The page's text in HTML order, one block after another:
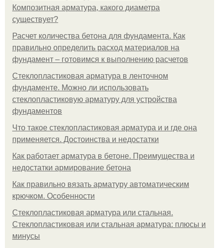
Композитная арматура, какого диаметра
существует?
Расчет количества бетона для фундамента. Как
правильно определить расход материалов на
фундамент – готовимся к выполнению расчетов
Стеклопластиковая арматура в ленточном
фундаменте. Можно ли использовать
стеклопластиковую арматуру для устройства
фундаментов
Что такое стеклопластиковая арматура и и где она
применяется. Достоинства и недостатки
Как работает арматура в бетоне. Преимущества и
недостатки армирование бетона
Как правильно вязать арматуру автоматическим
крючком. Особенности
Стеклопластиковая арматура или стальная.
Стеклопластиковая или стальная арматура: плюсы и
минусы